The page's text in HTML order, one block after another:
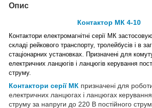
Опис
Контактор МК 4-10
Контактори електромагнітні серії МК
складі рейкового транспорту, тролейбусів і в
стаціонарних установках. Призначені для
електричних ланцюгів і ланцюгів керування
струму.
Контактори серії МК призначені для
електричних ланцюгах і ланцюгах керування
струму за напруги до 220 В постійного